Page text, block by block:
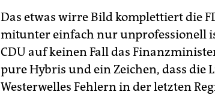
Das etwas wirre Bild komplettiert die
mitunter einfach nur unprofessionell
CDU auf keinen Fall das
pure Hybris und ein Zeichen, dass die
Westerwelles Fehlern in der letzten